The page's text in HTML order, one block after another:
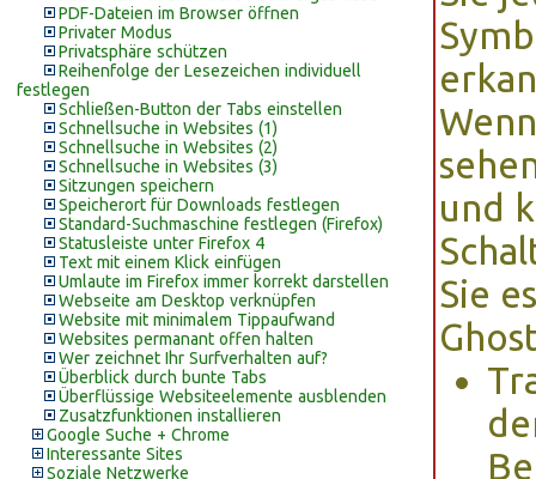
PDF-Dateien im Browser öffnen
Privater Modus
Privatsphäre schützen
Reihenfolge der Lesezeichen individuell
festlegen
Schließen-Button der Tabs einstellen
Schnellsuche in Websites (1)
Schnellsuche in Websites (2)
Schnellsuche in Websites (3)
Sitzungen speichern
Speicherort für Downloads festlegen
Standard-Suchmaschine festlegen (Firefox)
Statusleiste unter Firefox 4
Text mit einem Klick einfügen
Umlaute im Firefox immer korrekt darstellen
Webseite am Desktop verknüpfen
Website mit minimalem Tippaufwand
Websites permanant offen halten
Wer zeichnet Ihr Surfverhalten auf?
Überblick durch bunte Tabs
Überflüssige Websiteelemente ausblenden
Zusatzfunktionen installieren
Google Suche + Chrome
Interessante Sites
Soziale Netzwerke
und
Sie